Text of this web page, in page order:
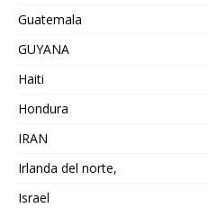
Guatemala
GUYANA
Haiti
Hondura
IRAN
Irlanda del norte,
Israel